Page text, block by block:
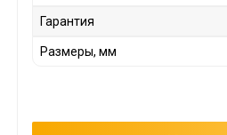
Гарантия
Размеры, мм